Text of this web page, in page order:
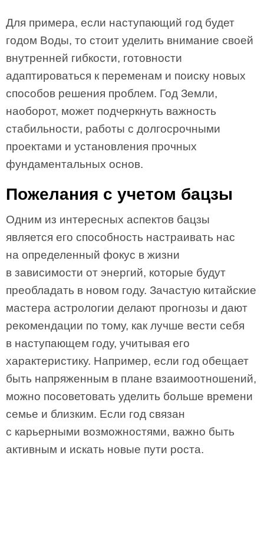
Для примера, если наступающий год будет
годом Воды, то стоит уделить внимание своей
внутренней гибкости, готовности
адаптироваться к переменам и поиску новых
способов решения проблем. Год Земли,
наоборот, может подчеркнуть важность
стабильности, работы с долгосрочными
проектами и установления прочных
фундаментальных основ.
Пожелания с учетом бацзы
Одним из интересных аспектов бацзы
является его способность настраивать нас
на определенный фокус в жизни
в зависимости от энергий, которые будут
преобладать в новом году. Зачастую китайские
мастера астрологии делают прогнозы и дают
рекомендации по тому, как лучше вести себя
в наступающем году, учитывая его
характеристику. Например, если год обещает
быть напряженным в плане взаимоотношений,
можно посоветовать уделить больше времени
семье и близким. Если год связан
с карьерными возможностями, важно быть
активным и искать новые пути роста.